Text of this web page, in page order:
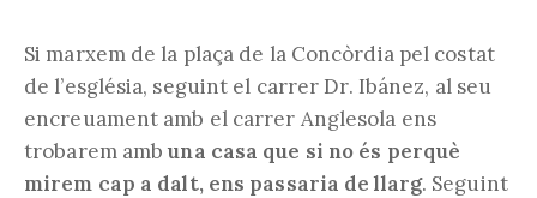
Si marxem de la plaça de la Concòrdia pel costat
de l’església, seguint el carrer Dr. Ibánez, al seu
encreuament amb el carrer Anglesola ens
trobarem amb una casa que si no és perquè
mirem cap a dalt, ens passaria de llarg. Seguint